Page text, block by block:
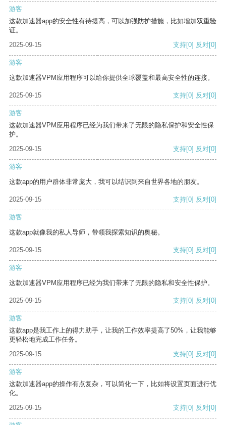
游客
这款加速器app的安全性有待提高，可以加强防护措施，比如增加双重验
证。
2025-09-15
支持[0] 反对[0]
游客
这款加速器VPM应用程序可以给你提供全球覆盖和最高安全性的连接。
2025-09-15 支持[0] 反对[0]
游客
这款加速器VPM应用程序已经为我们带来了无限的隐私保护和安全性保
护。
2025-09-15
支持[0] 反对[0]
游客
这款app的用户群体非常庞大，我可以结识到来自世界各地的朋友。
2025-09-15 支持[0] 反对[0]
游客
这款app就像我的私人导师，带领我探索知识的奥秘。
2025-09-15 支持[0] 反对[0]
游客
这款加速器VPM应用程序已经为我们带来了无限的隐私和安全性保护。
2025-09-15 支持[0] 反对[0]
游客
这款app是我工作上的得力助手，让我的工作效率提高了50%，让我能够
更轻松地完成工作任务。
2025-09-15
支持[0] 反对[0]
游客
这款加速器app的操作有点复杂，可以简化一下，比如将设置页面进行优
化。
2025-09-15
支持[0] 反对[0]